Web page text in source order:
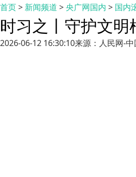
首页> 新闻频道 >央广网国内 > 国内
时习之丨守护文
2026-06-12 16:30:10来源：人民网-